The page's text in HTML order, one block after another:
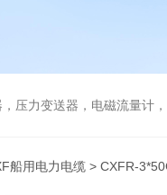
力变送器，电磁流量计，
船用电力电缆 > CXFR-